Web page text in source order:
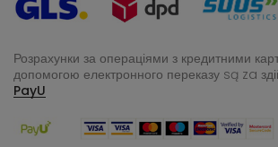
Розрахунки за операціями з кредитними
допомогою електронного переказу są za
PayU